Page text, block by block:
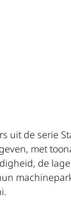
uit de serie
met
de